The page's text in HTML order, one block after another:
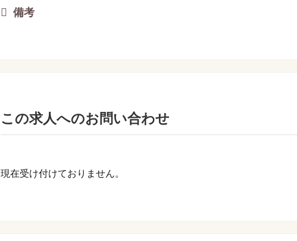
備考
この求人へのお問い合わせ
現在受け付けておりません。